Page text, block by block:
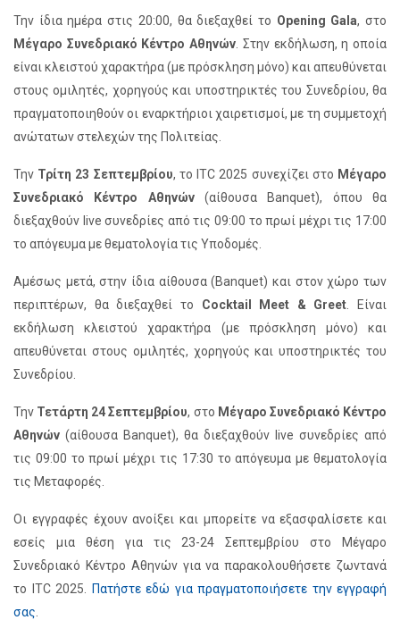
Την ίδια ημέρα στις 20:00, θα διεξαχθεί το Opening Gala, στο
Μέγαρο Συνεδριακό Κέντρο Αθηνών . Στην εκδήλωση, η οποία
είναι κλειστού χαρακτήρα (με πρόσκληση μόνο) και απευθύνεται
στους ομιλητές, χορηγούς και υποστηρικτές του Συνεδρίου, θα
πραγματοποιηθούν οι εναρκτήριοι χαιρετισμοί, με τη συμμετοχή
ανώτατων στελεχών της Πολιτείας.
Την Τρίτη 23 Σεπτεμβρίου, το ITC 2025 συνεχίζει στο Μέγαρο
Συνεδριακό Κέντρο Αθηνών(αίθουσα Banquet), όπου θα
διεξαχθούν live συνεδρίες από τις 09:00 το πρωί μέχρι τις 17:00
το απόγευμα με θεματολογία τις Υποδομές.
Αμέσως μετά, στην ίδια αίθουσα (Banquet) και στον χώρο των
περιπτέρων, θα διεξαχθεί το Cocktail Meet & Greet . Είναι
εκδήλωση κλειστού χαρακτήρα (με πρόσκληση μόνο) και
απευθύνεται στους ομιλητές, χορηγούς και υποστηρικτές του
Συνεδρίου.
Την Τετάρτη 24 Σεπτεμβρίου, στο Μέγαρο Συνεδριακό Κέντρο
Αθηνών (αίθουσα Banquet), θα διεξαχθούν live συνεδρίες από
τις 09:00 το πρωί μέχρι τις 17:30 το απόγευμα με θεματολογία
τις Μεταφορές.
Οι εγγραφές έχουν ανοίξει και μπορείτε να εξασφαλίσετε και
εσείς μια θέση για τις 23-24 Σεπτεμβρίου στο Μέγαρο
Συνεδριακό Κέντρο Αθηνών για να παρακολουθήσετε ζωντανά
το ITC 2025.
Πατήστε εδώ για πραγματοποιήσετε την εγγραφή
σας